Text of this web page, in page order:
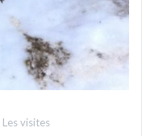
Les visites